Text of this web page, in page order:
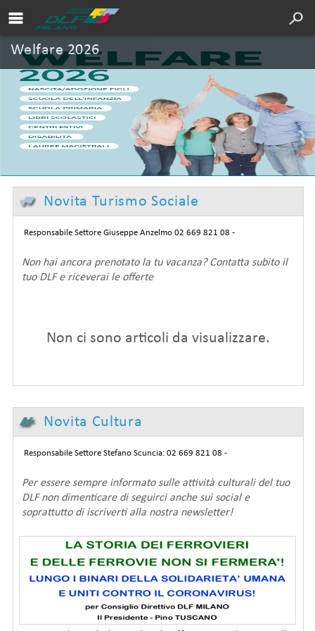
Area soci DLF
Cultura
Servizi
Sport
Turismo
Welfare 2026
Novita Turismo Sociale
Responsabile Settore Giuseppe Anzelmo 02 669 821 08 -
Non hai ancora prenotato la tu vacanza? Contatta subito il
tuo DLF e riceverai le offerte
Non ci sono articoli da visualizzare.
Novita Cultura
Responsabile Settore Stefano Scuncia: 02 669 821 08 -
Per essere sempre informato sulle attività culturali del tuo
DLF non dimenticare di seguirci anche sui social e
soprattutto di iscriverti alla nostra newsletter!